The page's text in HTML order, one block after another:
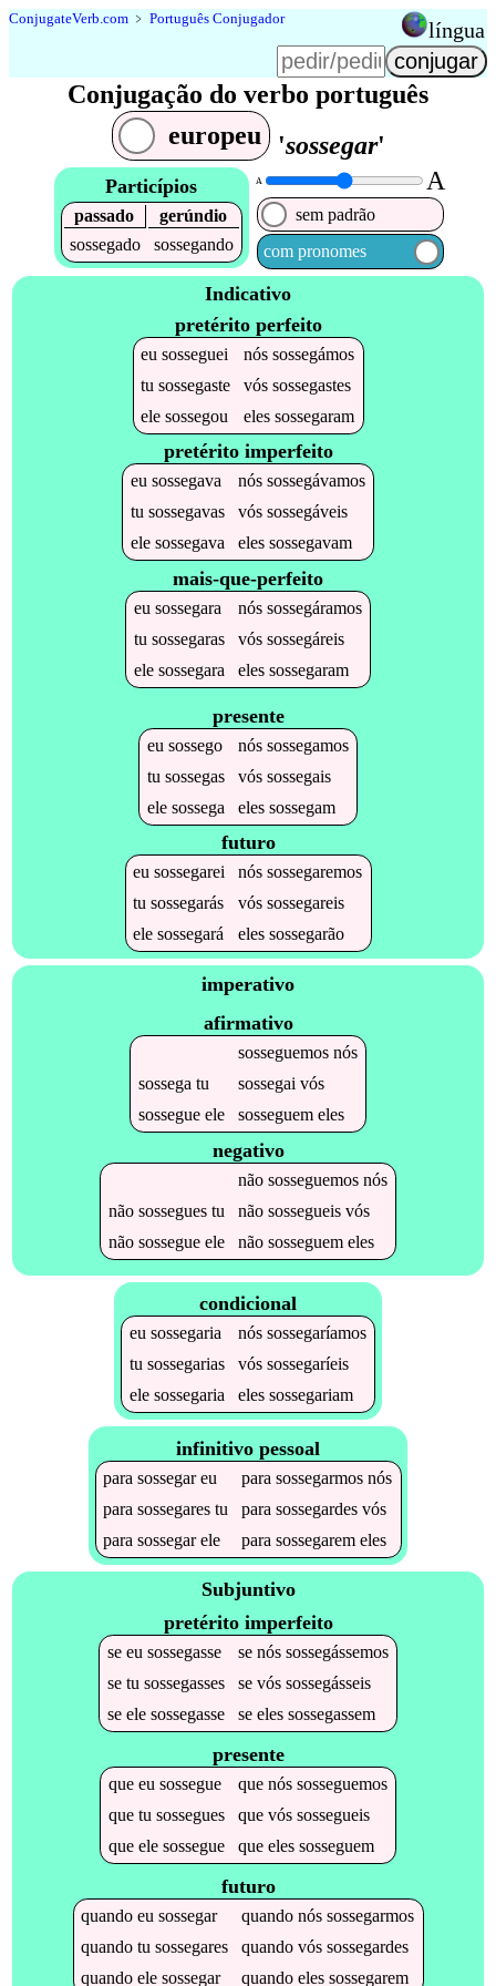
ConjugateVerb.com ﹥ Português Conjugador língua
Conjugação do verbo português
europeu
'sossegar'
Particípios
passado
gerúndio
sossegado
sossegando
A A
sem padrão
com pronomes
Indicativo
pretérito perfeito
eusosseguei nóssossegámos
tusossegaste vóssossegastes
elesossegou elessossegaram
pretérito imperfeito
eu sossegava nós sossegávamos
tu sossegavas vós sossegáveis
ele sossegava eles sossegavam
mais-que-perfeito
eu sossegara nós sossegáramos
tu sossegaras vós sossegáreis
ele sossegara eles sossegaram
presente
eu sossego nós sossegamos
tu sossegas vós sossegais
ele sossega eles sossegam
futuro
eusossegarei nóssossegaremos
tusossegarás vóssossegareis
elesossegará elessossegarão
imperativo
afirmativo
sosseguemosnós
sossega tu sossegai vós
sossegueele sosseguemeles
negativo
não sosseguemosnós
não sosseguestu não sossegueisvós
não sossegueele não sosseguemeles
condicional
eu sossegaria nós sossegaríamos
tu sossegarias vós sossegaríeis
ele sossegaria eles sossegariam
infinitivo pessoal
parasossegareu parasossegarmos nós
parasossegares tu parasossegardes vós
parasossegarele parasossegarem eles
Subjuntivo
pretérito imperfeito
se eu sossegasse se nós sossegássemos
se tu sossegasses se vós sossegásseis
se ele sossegasse se eles sossegassem
presente
que eu sossegue que nós sosseguemos
que tu sossegues que vós sossegueis
que ele sossegue que eles sosseguem
futuro
quandoeusossegar quandonóssossegarmos
quandotusossegares quandovóssossegardes
quandoelesossegar quandoelessossegarem